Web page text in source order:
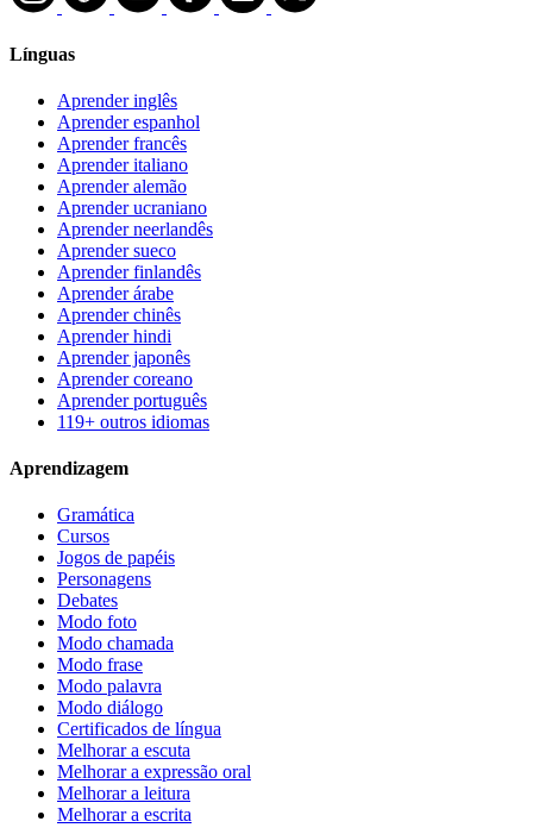
Línguas
Aprender inglês
Aprender espanhol
Aprender francês
Aprender italiano
Aprender alemão
Aprender ucraniano
Aprender neerlandês
Aprender sueco
Aprender finlandês
Aprender árabe
Aprender chinês
Aprender hindi
Aprender japonês
Aprender coreano
Aprender português
119+ outros idiomas
Aprendizagem
Gramática
Cursos
Jogos de papéis
Personagens
Debates
Modo foto
Modo chamada
Modo frase
Modo palavra
Modo diálogo
Certificados de língua
Melhorar a escuta
Melhorar a expressão oral
Melhorar a leitura
Melhorar a escrita